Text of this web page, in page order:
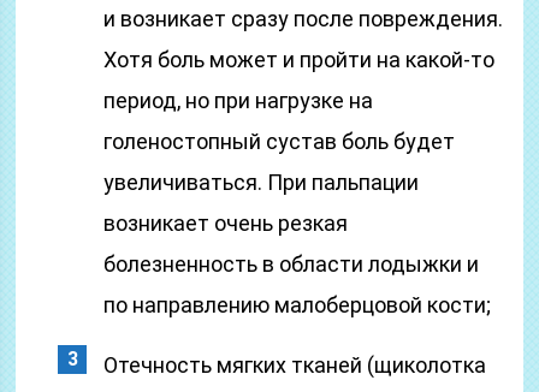
и возникает сразу после повреждения.
Хотя боль может и пройти на какой-то
период, но при нагрузке на
голеностопный сустав боль будет
увеличиваться. При пальпации
возникает очень резкая
болезненность в области лодыжки и
по направлению малоберцовой кости;
Отечность мягких тканей (щиколотка